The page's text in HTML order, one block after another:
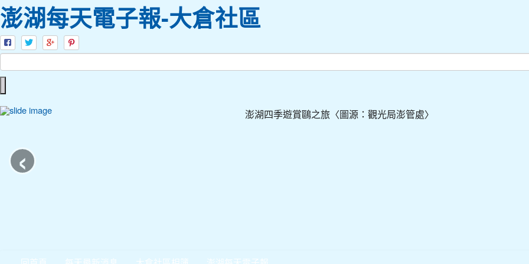
澎湖每天電子報-大倉社區
澎湖四季遊賞鷗之旅〈圖源：觀光局澎管處〉
‹